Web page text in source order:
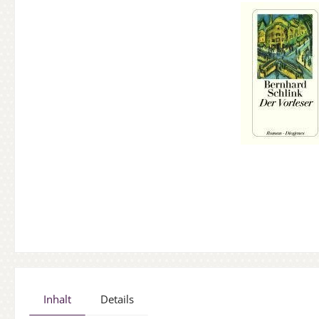
Inhalt Details